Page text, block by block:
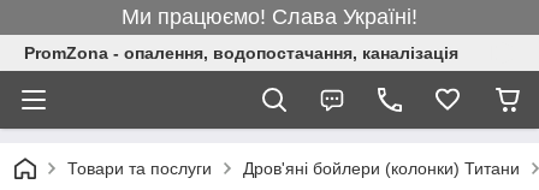
Ми працюємо! Слава Україні!
PromZona - опалення, водопостачання, каналізація
Товари та послуги Дров'яні бойлери (колонки) Титани